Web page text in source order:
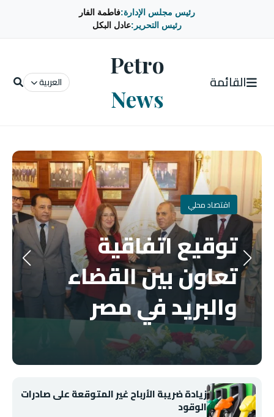
رئيس مجلس الإدارة:فاطمة الفار
رئيس التحرير:عادل البكل
القائمة
Petro
News
العربية
اقتصاد محلي
توقيع اتفاقية
تعاون بين القضاء
والبريد في مصر
زيادة ضريبة الأرباح غير المتوقعة على صادرات
الوقود